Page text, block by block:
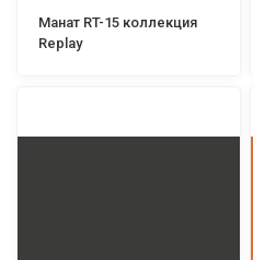
Манат RT-15 коллекция
Replay